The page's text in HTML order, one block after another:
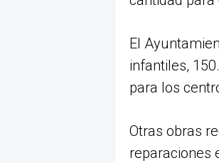
El
infantiles,
para los
Otras obras
reparaciones